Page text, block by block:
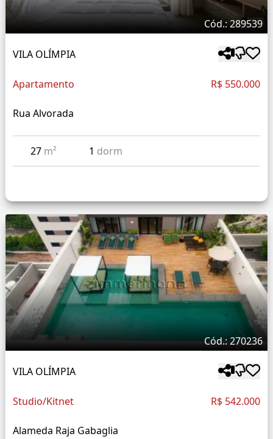
Cód.: 289539
VILA OLÍMPIA
Apartamento R$ 550.000
Rua Alvorada
27 m² 1 dorm
Cód.: 270236
VILA OLÍMPIA
Studio/Kitnet R$ 542.000
Alameda Raja Gabaglia